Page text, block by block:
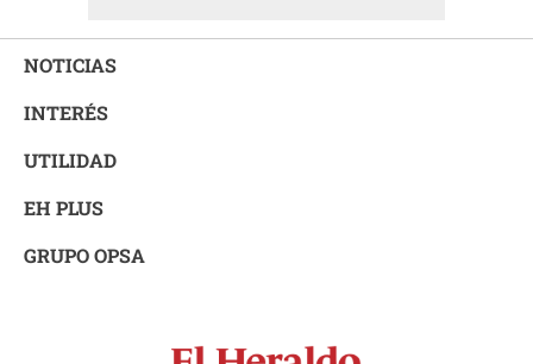
NOTICIAS
INTERÉS
UTILIDAD
EH PLUS
GRUPO OPSA